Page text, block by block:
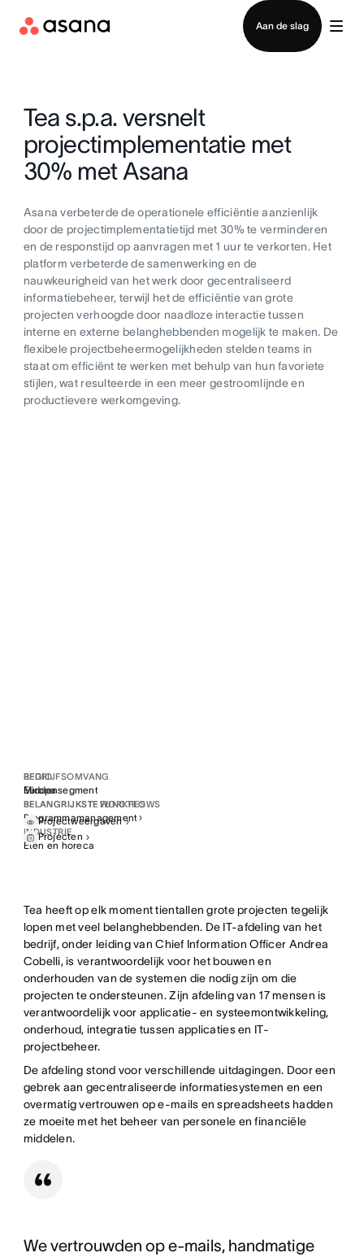
Aan de slag
Contact opnemen met verkoop
Tea s.p.a. versnelt
projectimplementatie met
30% met Asana
Asana verbeterde de operationele efficiëntie aanzienlijk
door de projectimplementatietijd met 30% te verminderen
en de responstijd op aanvragen met 1 uur te verkorten. Het
platform verbeterde de samenwerking en de
nauwkeurigheid van het werk door gecentraliseerd
informatiebeheer, terwijl het de efficiëntie van grote
projecten verhoogde door naadloze interactie tussen
interne en externe belanghebbenden mogelijk te maken. De
flexibele projectbeheermogelijkheden stelden teams in
staat om efficiënt te werken met behulp van hun favoriete
stijlen, wat resulteerde in een meer gestroomlijnde en
productievere werkomgeving.
REGIO
Europa
BELANGRIJKSTE WORKFLOWS
Programmamanagement
INDUSTRIE
Eten en horeca
BEDRIJFSOMVANG
Middensegment
BELANGRIJKSTE FUNCTIES
Projectweergaven
Projecten
Tea heeft op elk moment tientallen grote projecten tegelijk
lopen met veel belanghebbenden. De IT-afdeling van het
bedrijf, onder leiding van Chief Information Officer Andrea
Cobelli, is verantwoordelijk voor het bouwen en
onderhouden van de systemen die nodig zijn om die
projecten te ondersteunen. Zijn afdeling van 17 mensen is
verantwoordelijk voor applicatie- en systeemontwikkeling,
onderhoud, integratie tussen applicaties en IT-
projectbeheer.
De afdeling stond voor verschillende uitdagingen. Door een
gebrek aan gecentraliseerde informatiesystemen en een
overmatig vertrouwen op e-mails en spreadsheets hadden
ze moeite met het beheer van personele en financiële
middelen.
We vertrouwden op e-mails, handmatige